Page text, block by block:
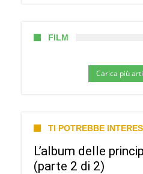
FILM
Carica più
TI POTREBBE
L’album delle
(parte 2 di 2)